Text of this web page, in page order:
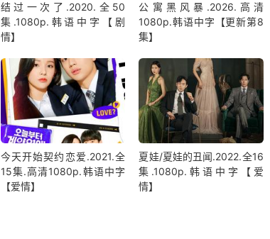
结过一次了.2020.全50
集.1080p.韩语中字【剧
情】
公寓黑风暴.2026.高清
1080p.韩语中字【更新第8
集】
今天开始契约恋爱.2021.全
15集.高清1080p.韩语中字
【爱情】
夏娃/夏娃的丑闻.2022.全16
集.1080p.韩语中字【爱
情】